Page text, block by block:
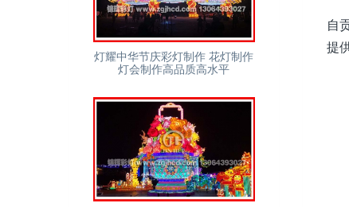
自
提
灯耀中华节庆彩灯制作 花灯制作
灯会制作高品质高水平